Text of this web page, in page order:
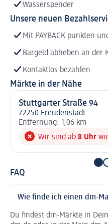
Wasserspender
Unsere neuen
Mit PAYBACK punkten
Bargeld abheben an der
Kontaktlos bezahlen
Märkte in der Nähe
Stuttgarter Straße 94
72250 Freudenstadt
Entfernung: 1,06 km
Wir sind ab 8 Uhr
FAQ
Wie finde ich einen dm-
Du findest dm-Märkte in